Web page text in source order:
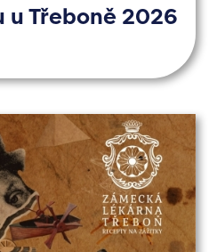
u Třeboně 2026